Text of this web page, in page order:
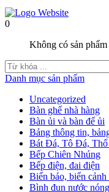
0
Không có sản
Danh mục sản phẩm
Uncategorized
Bàn ghế nhà hàng
Bàn ủi và bàn để ủi
Bảng thông tin,
Bát Đá, Tô Đá,
Bếp Chiên Nhúng
Bếp điện, đai điện
Biển báo, biển cảnh
Bình đun nước nóng